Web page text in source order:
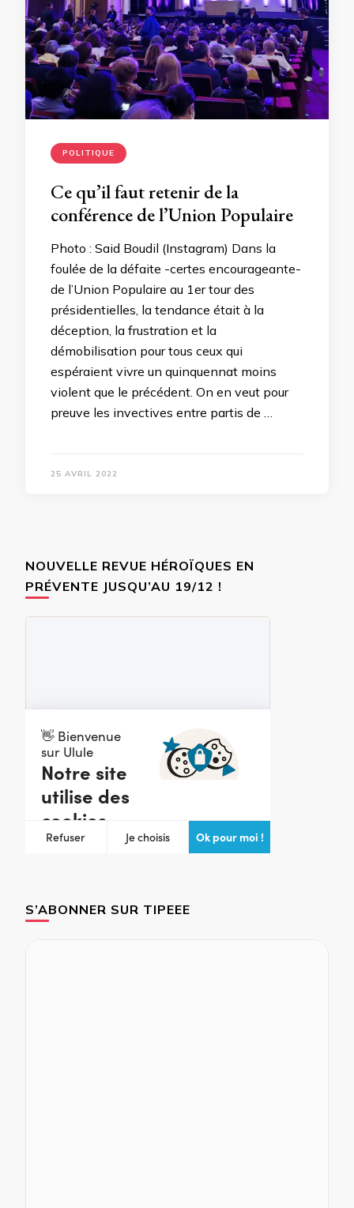
POLITIQUE
Ce qu’il faut retenir de la
conférence de l’Union Populaire
Photo : Said Boudil (Instagram) Dans la
foulée de la défaite -certes encourageante-
de l’Union Populaire au 1er tour des
présidentielles, la tendance était à la
déception, la frustration et la
démobilisation pour tous ceux qui
espéraient vivre un quinquennat moins
violent que le précédent. On en veut pour
preuve les invectives entre partis de …
25 AVRIL 2022
NOUVELLE REVUE HÉROÏQUES EN
PRÉVENTE JUSQU’AU 19/12 !
S’ABONNER SUR TIPEEE